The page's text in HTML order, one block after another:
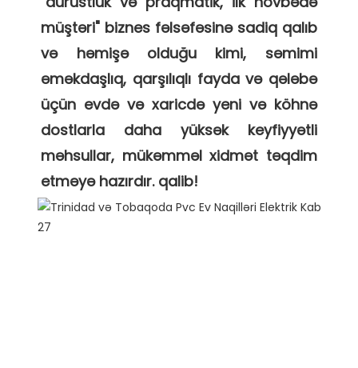
müştəri" biznes fəlsəfəsinə sadiq qalıb
və həmişə olduğu kimi, səmimi
əməkdaşlıq, qarşılıqlı fayda və qələbə
üçün evdə və xaricdə yeni və köhnə
dostlarla daha yüksək keyfiyyətli
məhsullar, mükəmməl xidmət təqdim